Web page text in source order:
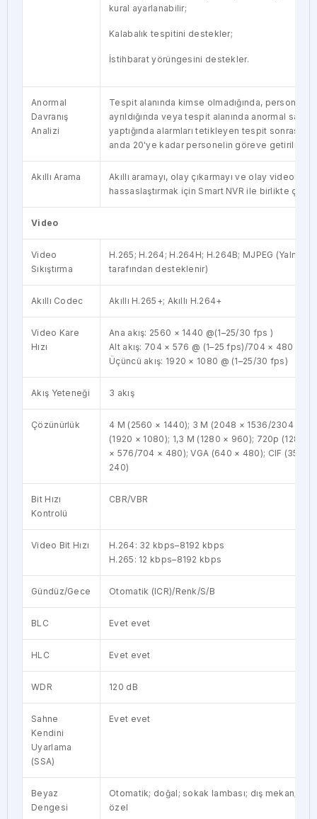
kural ayarlanabilir;
Kalabalık tespitini destekler;
İstihbarat yörüngesini destekler.
Anormal
Davranış
Analizi
Tespit alanında kimse olmadığında, personel
ayrıldığında veya tespit alanında anormal
yaptığında alarmları tetikleyen tespit sonrası
anda 20'ye kadar personelin göreve
Akıllı Arama
Akıllı aramayı, olay çıkarmayı ve olay
hassaslaştırmak için Smart NVR ile birlikte
Video
Video
Sıkıştırma
H.265; H.264; H.264H; H.264B; MJPEG (Yalnızca
tarafından desteklenir)
Akıllı Codec Akıllı H.265+; Akıllı H.264+
Video Kare
Hızı
Ana akış: 2560 × 1440 @(1–25/30 fps )
Alt akış: 704 × 576 @ (1–25 fps)/704 × 480 @
Üçüncü akış: 1920 × 1080 @ (1–25/30 fps)
Akış Yeteneği 3 akış
Çözünürlük
4 M (2560 × 1440); 3 M (2048 × 1536/2304 ×
(1920 × 1080); 1,3 M (1280 × 960); 720p (1280 ×
× 576/704 × 480); VGA (640 × 480); CIF (352 ×
240)
Bit Hızı
Kontrolü
CBR/VBR
Video Bit Hızı
H.264: 32 kbps–8192 kbps
H.265: 12 kbps–8192 kbps
Gündüz/Gece Otomatik (ICR)/Renk/S/B
BLC Evet evet
HLC Evet evet
WDR 120 dB
Sahne
Kendini
Uyarlama
(SSA)
Evet evet
Beyaz
Dengesi
Otomatik; doğal; sokak lambası; dış mekan;
özel